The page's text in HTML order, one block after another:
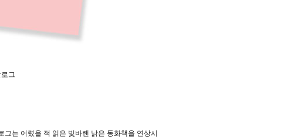
그
는 어렸을 적 읽은 빛바랜 낡은 동화책을 연상시